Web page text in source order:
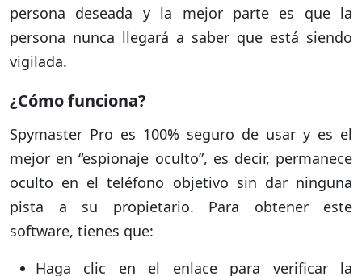
persona deseada y la mejor parte es que la
persona nunca llegará a saber que está siendo
vigilada.
¿Cómo funciona?
Spymaster Pro es 100% seguro de usar y es el
mejor en “espionaje oculto”, es decir, permanece
oculto en el teléfono objetivo sin dar ninguna
pista a su propietario. Para obtener este
software, tienes que:
Haga clic en el enlace para verificar la